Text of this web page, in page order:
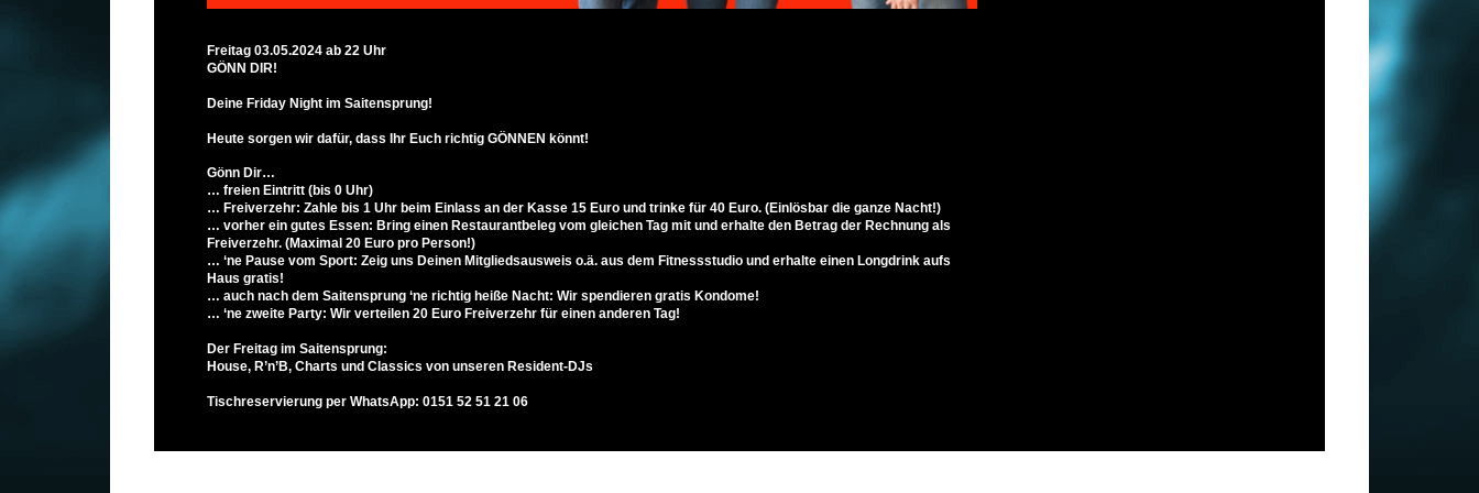
Freitag 03.05.2024 ab 22 Uhr
GÖNN DIR!
Deine Friday Night im Saitensprung!
Heute sorgen wir dafür, dass Ihr Euch richtig GÖNNEN könnt!
Gönn Dir…
… freien Eintritt (bis 0 Uhr)
… Freiverzehr: Zahle bis 1 Uhr beim Einlass an der Kasse 15 Euro und trinke für 40 Euro. (Einlösbar die ganze Nacht!)
… vorher ein gutes Essen: Bring einen Restaurantbeleg vom gleichen Tag mit und erhalte den Betrag der Rechnung als
Freiverzehr. (Maximal 20 Euro pro Person!)
… ‘ne Pause vom Sport: Zeig uns Deinen Mitgliedsausweis o.ä. aus dem Fitnessstudio und erhalte einen Longdrink aufs
Haus gratis!
… auch nach dem Saitensprung ‘ne richtig heiße Nacht: Wir spendieren gratis Kondome!
… ‘ne zweite Party: Wir verteilen 20 Euro Freiverzehr für einen anderen Tag!
Der Freitag im Saitensprung:
House, R’n’B, Charts und Classics von unseren Resident-DJs
Tischreservierung per WhatsApp: 0151 52 51 21 06